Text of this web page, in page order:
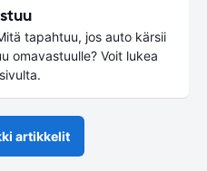
tapahtuu, jos auto kärsii
omavastuulle? Voit lukea
artikkelit